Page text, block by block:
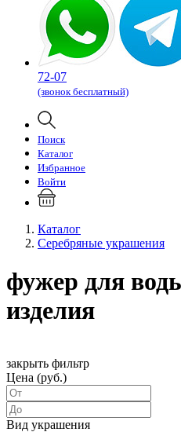
72-07
(звонок бесплатный)
Поиск
Каталог
Избранное
Войти
Каталог
Серебряные украшения
фужер для
изделия
закрыть фильтр
Цена (руб.)
Вид украшения